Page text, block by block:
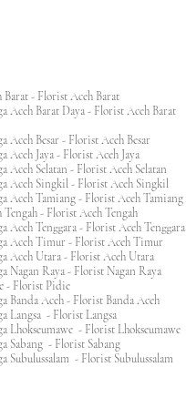
Barat - Florist Aceh Barat
Aceh Barat Daya - Florist Aceh Barat
Aceh Besar - Florist Aceh Besar
Aceh Jaya - Florist Aceh Jaya
Aceh Selatan - Florist Aceh Selatan
Aceh Singkil - Florist Aceh Singkil
Aceh Tamiang - Florist Aceh Tamiang
- Florist Aceh Tengah
Aceh Tenggara - Florist Aceh Tenggara
Aceh Timur - Florist Aceh Timur
Aceh Utara - Florist Aceh Utara
Nagan Raya - Florist Nagan Raya
- Florist Pidie
Banda Aceh - Florist Banda Aceh
Langsa - Florist Langsa
Lhokseumawe - Florist Lhokseumawe
Sabang - Florist Sabang
Subulussalam - Florist Subulussalam